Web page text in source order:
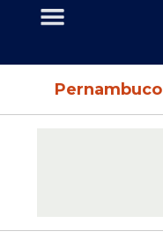
Pernambuco